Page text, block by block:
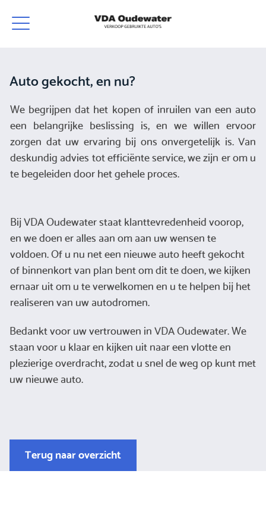
Auto gekocht, en nu?
We begrijpen dat het kopen of inruilen van een auto
een belangrijke beslissing is, en we willen ervoor
zorgen dat uw ervaring bij ons onvergetelijk is. Van
deskundig advies tot efficiënte service, we zijn er om u
te begeleiden door het gehele proces.
Bij VDA Oudewater staat klanttevredenheid voorop,
en we doen er alles aan om aan uw wensen te
voldoen. Of u nu net een nieuwe auto heeft gekocht
of binnenkort van plan bent om dit te doen, we kijken
ernaar uit om u te verwelkomen en u te helpen bij het
realiseren van uw autodromen.
Bedankt voor uw vertrouwen in VDA Oudewater. We
staan voor u klaar en kijken uit naar een vlotte en
plezierige overdracht, zodat u snel de weg op kunt met
uw nieuwe auto.
Terug naar overzicht